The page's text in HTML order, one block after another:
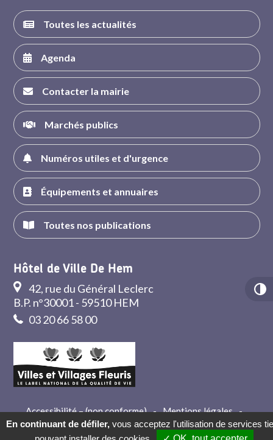
Toutes les actualités
Agenda
Contacter la mairie
Marchés publics
Numéros utiles et d'urgence
Équipements et annuaires
Toutes nos publications
Hôtel de Ville De Hem
42, rue du Général Leclerc
B.P. n°30001 - 59510 HEM
03 20 66 58 00
Accessibilité – (non conforme) - Mentions légales -
Crédits
- Contact
En continuant de défiler, vous acceptez l'utilisation de services